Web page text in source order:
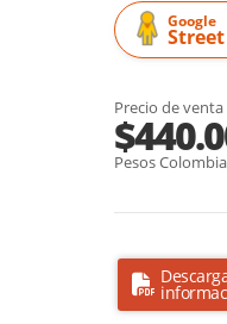
Google
Precio de venta
Pesos